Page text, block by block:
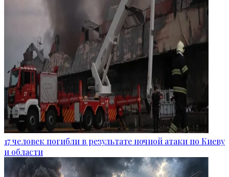
17 человек погибли в результате ночной атаки по Киеву
и области